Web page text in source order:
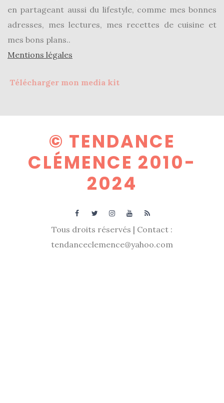
en partageant aussi du lifestyle, comme mes bonnes
adresses, mes lectures, mes recettes de cuisine et
mes bons plans..
Mentions légales
Télécharger mon media kit
© TENDANCE
CLÉMENCE 2010-
2024
Tous droits réservés | Contact :
tendanceclemence@yahoo.com